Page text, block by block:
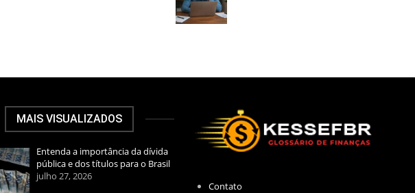
MAIS VISUALIZADOS
Entenda a importância da dívida
pública e dos títulos para o Brasil
julho 27, 2026
Contato